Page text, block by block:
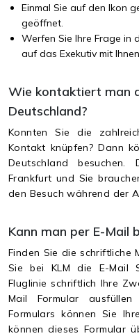
Einmal Sie auf den Ikon
geöffnet.
Werfen Sie Ihre Frage in
auf das Exekutiv mit
Wie kontaktiert man
Deutschland?
Konnten Sie die
Kontakt knüpfen? Dann
Deutschland
Frankfurt und Sie
den Besuch während der
Kann man per E-Mail
Finden Sie die schriftliche
Sie bei KLM die E-Mail
Fluglinie schriftlich Ihre
Mail Formular
Formulars können Sie
können dieses Formular